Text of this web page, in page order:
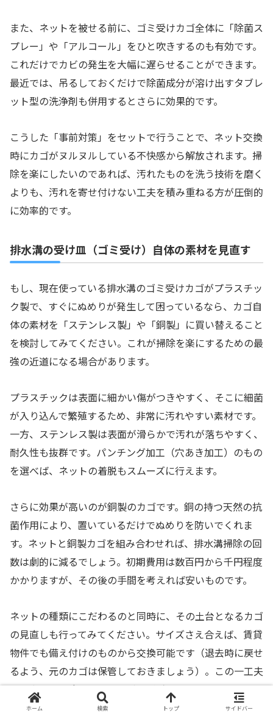
また、ネットを被せる前に、ゴミ受けカゴ全体に「除菌ス
プレー」や「アルコール」をひと吹きするのも有効です。
これだけでカビの発生を大幅に遅らせることができます。
最近では、吊るしておくだけで除菌成分が溶け出すタブレ
ット型の洗浄剤も併用するとさらに効果的です。
こうした「事前対策」をセットで行うことで、ネット交換
時にカゴがヌルヌルしている不快感から解放されます。掃
除を楽にしたいのであれば、汚れたものを洗う技術を磨く
よりも、汚れを寄せ付けない工夫を積み重ねる方が圧倒的
に効率的です。
排水溝の受け皿（ゴミ受け）自体の素材を見直す
もし、現在使っている排水溝のゴミ受けカゴがプラスチッ
ク製で、すぐにぬめりが発生して困っているなら、カゴ自
体の素材を「ステンレス製」や「銅製」に買い替えること
を検討してみてください。これが掃除を楽にするための最
強の近道になる場合があります。
プラスチックは表面に細かい傷がつきやすく、そこに細菌
が入り込んで繁殖するため、非常に汚れやすい素材です。
一方、ステンレス製は表面が滑らかで汚れが落ちやすく、
耐久性も抜群です。パンチング加工（穴あき加工）のもの
を選べば、ネットの着脱もスムーズに行えます。
さらに効果が高いのが銅製のカゴです。銅の持つ天然の抗
菌作用により、置いているだけでぬめりを防いでくれま
す。ネットと銅製カゴを組み合わせれば、排水溝掃除の回
数は劇的に減るでしょう。初期費用は数百円から千円程度
かかりますが、その後の手間を考えれば安いものです。
ネットの種類にこだわるのと同時に、その土台となるカゴ
の見直しも行ってみてください。サイズさえ合えば、賃貸
物件でも備え付けのものから交換可能です（退去時に戻せ
るよう、元のカゴは保管しておきましょう）。この一工夫
で、水回り掃除のストレスがほぼゼロになります。
ホーム 検索 トップ サイドバー